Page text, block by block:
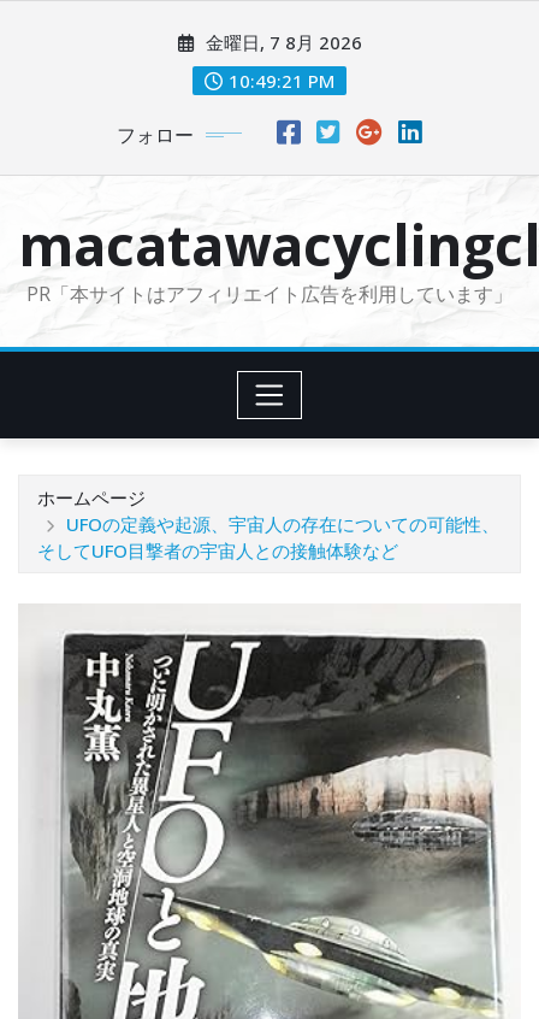
に
金曜日, 7 8月 2026
10:49:22 PM
フォロー
PR「本サイトはアフィリエイト広告を利用しています」
ホームページ
UFOの定義や起源、宇宙人の存在についての可能性、
そしてUFO目撃者の宇宙人との接触体験など